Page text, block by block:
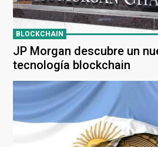
BLOCKCHAIN
JP Morgan descubre un
tecnología blockchain